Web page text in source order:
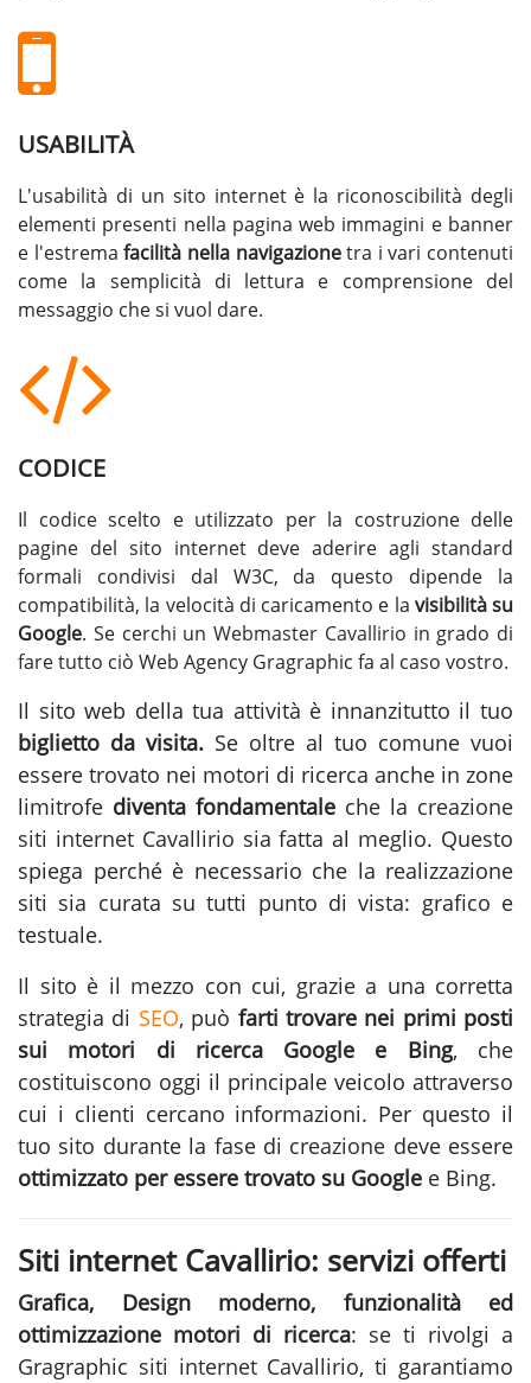
USABILITÀ
L'usabilità di un sito internet è la riconoscibilità degli
elementi presenti nella pagina web immagini e banner
e l'estremafacilità nella navigazionetra i vari contenuti
come la semplicità di lettura e comprensione del
messaggio che si vuol dare.
CODICE
Il codice scelto e utilizzato per la costruzione delle
pagine del sito internet deve aderire agli standard
formali condivisi dal W3C, da questo dipende la
compatibilità, la velocità di caricamento e la visibilità su
Google. Se cerchi un Webmaster Cavallirio in grado di
fare tutto ciò Web Agency Gragraphic fa al caso vostro.
Il sito web della tua attività è innanzitutto il tuo
biglietto da visita. Se oltre al tuo comune vuoi
essere trovato nei motori di ricerca anche in zone
limitrofe diventa fondamentale che la creazione
siti internet Cavallirio sia fatta al meglio. Questo
spiega perché è necessario che la realizzazione
siti sia curata su tutti punto di vista: grafico e
testuale.
Il sito è il mezzo con cui, grazie a una corretta
strategia di SEO, può farti trovare nei primi posti
sui motori di ricerca Google e Bing, che
costituiscono oggi il principale veicolo attraverso
cui i clienti cercano informazioni. Per questo il
tuo sito durante la fase di creazione deve essere
ottimizzato per essere trovato su Google e Bing.
Siti internet Cavallirio: servizi offerti
Grafica, Design moderno, funzionalità ed
ottimizzazione motori di ricerca: se ti rivolgi a
Gragraphic siti internet Cavallirio, ti garantiamo